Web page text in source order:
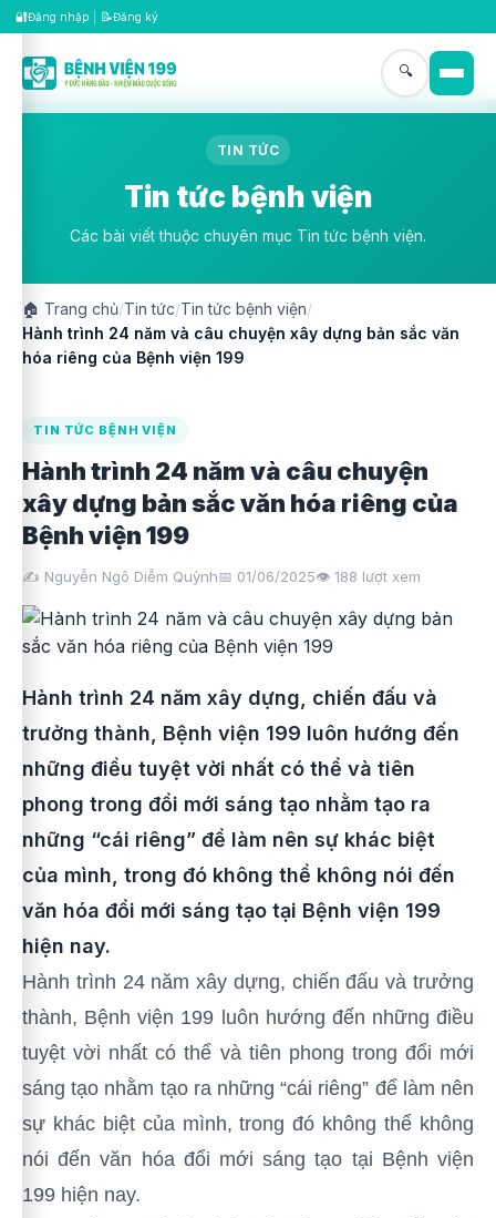
🔐Đăng nhập 📝Đăng ký
🔍
TIN TỨC
Tin tức bệnh viện
Các bài viết thuộc chuyên mục Tin tức bệnh viện.
🏠 Trang chủ/Tin tức/Tin tức bệnh viện/
Hành trình 24 năm và câu chuyện xây dựng bản sắc văn
hóa riêng của Bệnh viện 199
TIN TỨC BỆNH VIỆN
Hành trình 24 năm và câu chuyện
xây dựng bản sắc văn hóa riêng của
Bệnh viện 199
✍️ Nguyễn Ngô Diễm Quỳnh📅 01/06/2025👁️ 188 lượt xem
Hành trình 24 năm xây dựng, chiến đấu và
trưởng thành, Bệnh viện 199 luôn hướng đến
những điều tuyệt vời nhất có thể và tiên
phong trong đổi mới sáng tạo nhằm tạo ra
những “cái riêng” để làm nên sự khác biệt
của mình, trong đó không thể không nói đến
văn hóa đổi mới sáng tạo tại Bệnh viện 199
hiện nay.
Hành trình 24 năm xây dựng, chiến đấu và trưởng
thành, Bệnh viện 199 luôn hướng đến những điều
tuyệt vời nhất có thể và tiên phong trong đổi mới
sáng tạo nhằm tạo ra những “cái riêng” để làm nên
sự khác biệt của mình, trong đó không thể không
nói đến văn hóa đổi mới sáng tạo tại Bệnh viện
199 hiện nay.